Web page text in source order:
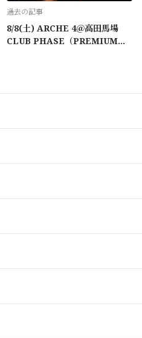
過去の記事
8/8(土) ARCHE 4＠高田馬場
CLUB PHASE（PREMIUMコ